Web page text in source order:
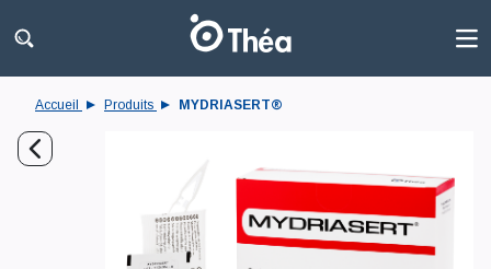
Accueil Produits MYDRIASERT®